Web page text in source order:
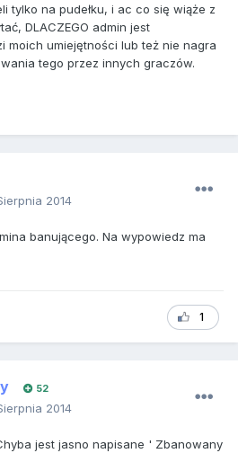
tylko na pudełku, i ac co się wiąże z
DLACZEGO admin jest
moich umiejętności lub też nie nagra
tego przez innych graczów.
2014
banującego. Na wypowiedz ma
1
52
2014
jest jasno napisane ' Zbanowany